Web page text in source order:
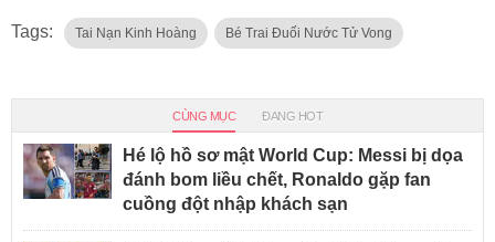
Tags: Tai Nạn Kinh Hoàng Bé Trai Đuối Nước Tử Vong
CÙNG MỤC ĐANG HOT
Hé lộ hồ sơ mật World Cup: Messi bị dọa
đánh bom liều chết, Ronaldo gặp fan
cuồng đột nhập khách sạn